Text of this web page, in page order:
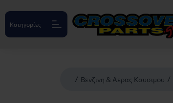
Κατηγορίες
Βενζινη & Αερας Καυσιμου